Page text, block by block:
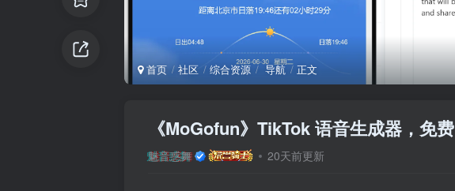
首页 社区 综合资源 导航 正文
《MoGofun》TikTok 语音生成器，免费
魅音惑舞 20天前更新